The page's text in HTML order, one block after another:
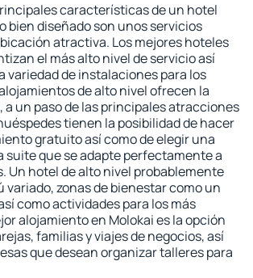
características de un hotel
bien diseñado son unos servicios
atractiva. Los mejores hoteles
el más alto nivel de servicio así
variedad de instalaciones para los
de alto nivel ofrecen la
un paso de las principales atracciones
tienen la posibilidad de hacer
gratuito así como de elegir una
suite que se adapte perfectamente a
Un hotel de alto nivel probablemente
variado, zonas de bienestar como un
como actividades para los más
alojamiento en Molokai es la opción
familias y viajes de negocios, así
que desean organizar talleres para